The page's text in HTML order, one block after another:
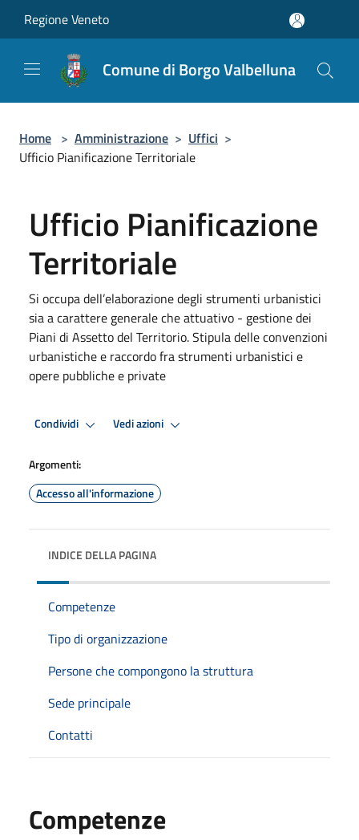
Regione Veneto
Comune di Borgo Valbelluna
Home > Amministrazione > Uffici >
Ufficio Pianificazione Territoriale
Ufficio Pianificazione
Territoriale
Si occupa dell’elaborazione degli strumenti urbanistici
sia a carattere generale che attuativo - gestione dei
Piani di Assetto del Territorio. Stipula delle convenzioni
urbanistiche e raccordo fra strumenti urbanistici e
opere pubbliche e private
Condividi Vedi azioni
Argomenti:
Accesso all'informazione
INDICE DELLA PAGINA
Competenze
Tipo di organizzazione
Persone che compongono la struttura
Sede principale
Contatti
Competenze